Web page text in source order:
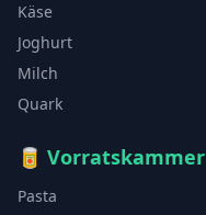
Käse
Joghurt
Milch
Quark
🥫 Vorratskammer
Pasta